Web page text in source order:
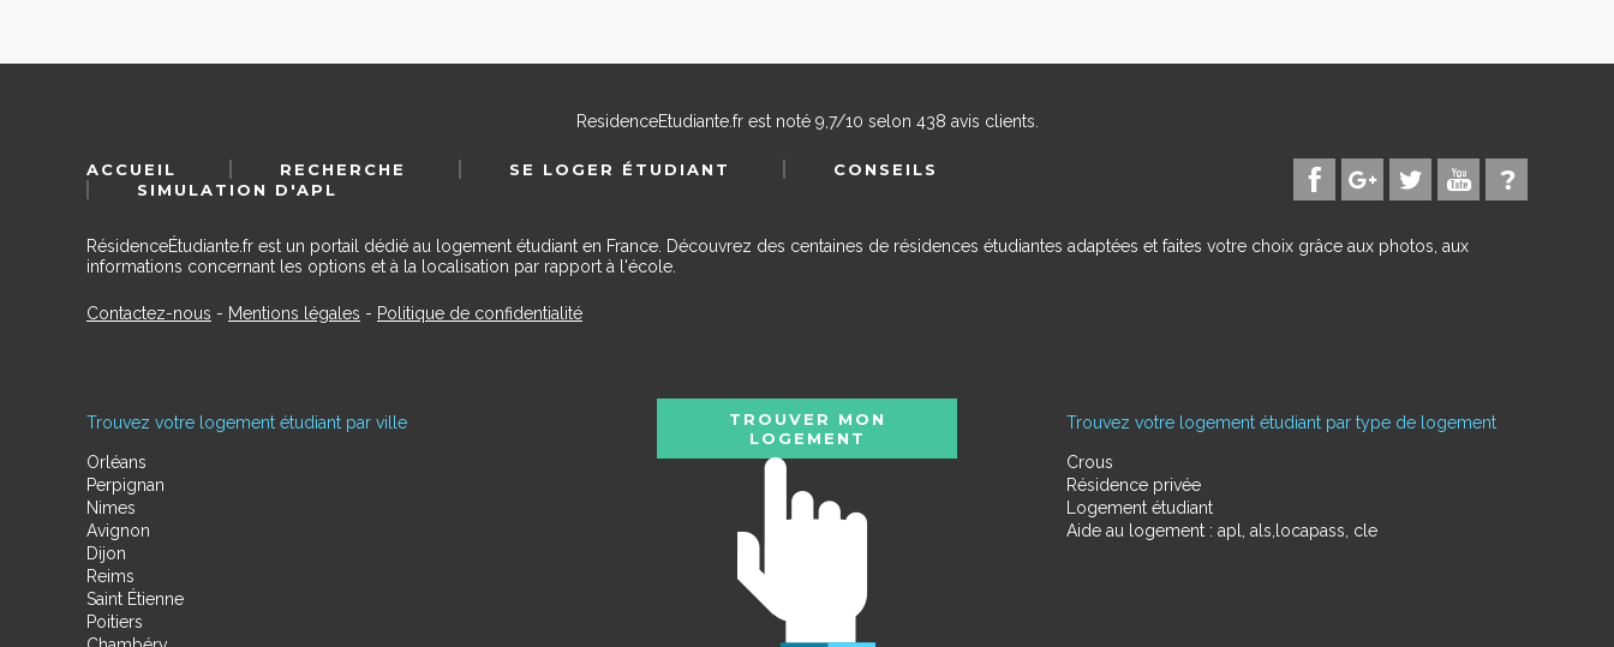
ResidenceEtudiante.frest noté 9,7/10 selon 438 avis clients.
ACCUEIL RECHERCHE SE LOGER ÉTUDIANT
CONSEILS
SIMULATION D'APL
RésidenceÉtudiante.fr est un portail dédié au logement étudiant en France. Découvrez des centaines de résidences étudiantes adaptées et faites votre choix grâce aux photos, aux
informations concernant les options et à la localisation par rapport à l'école.
Contactez-nous - Mentions légales - Politique de confidentialité
Trouvez votre logement étudiant par ville
Orléans
Perpignan
Nimes
Avignon
Dijon
Reims
Saint Étienne
Poitiers
Trouvez votre logement étudiant par type de logement
Crous
Résidence privée
Logement étudiant
Aide au logement : apl, als,locapass, cle
TROUVER MON
LOGEMENT